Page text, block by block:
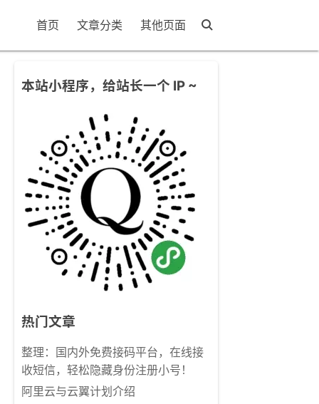
首页 文章分类 其他页面
本站小程序，给站长一个 IP ~
热门文章
整理：国内外免费接码平台，在线接
收短信，轻松隐藏身份注册小号！
阿里云与云翼计划介绍